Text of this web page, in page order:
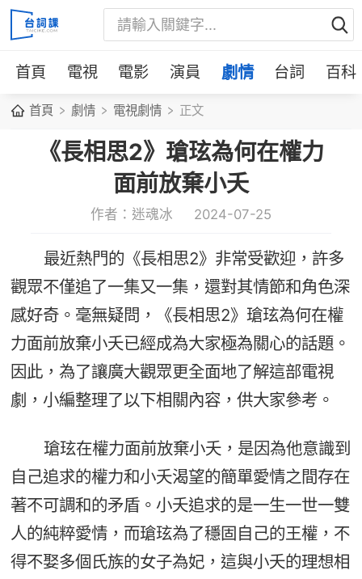
首頁 電視 電影 演員 劇情 台詞 百科
首頁 劇情 電視劇情 正文
《長相思2》瑲玹為何在權力
面前放棄小夭
作者：迷魂冰 2024-07-25
最近熱門的《長相思2》非常受歡迎，許多
觀眾不僅追了一集又一集，還對其情節和角色深
感好奇。毫無疑問，《長相思2》瑲玹為何在權
力面前放棄小夭已經成為大家極為關心的話題。
因此，為了讓廣大觀眾更全面地了解這部電視
劇，小編整理了以下相關內容，供大家參考。
瑲玹在權力面前放棄小夭，是因為他意識到
自己追求的權力和小夭渴望的簡單愛情之間存在
著不可調和的矛盾。小夭追求的是一生一世一雙
人的純粹愛情，而瑲玹為了穩固自己的王權，不
得不娶多個氏族的女子為妃，這與小夭的理想相